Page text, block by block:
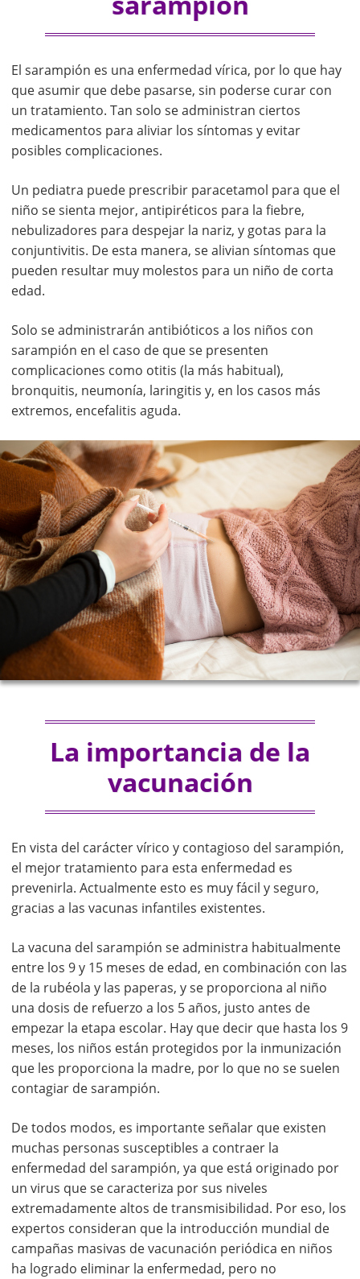
El sarampión es una enfermedad vírica, por lo que hay
que asumir que debe pasarse, sin poderse curar con
un tratamiento. Tan solo se administran ciertos
medicamentos para aliviar los síntomas y evitar
posibles complicaciones.
Un pediatra puede prescribir paracetamol para que el
niño se sienta mejor, antipiréticos para la fiebre,
nebulizadores para despejar la nariz, y gotas para la
conjuntivitis. De esta manera, se alivian síntomas que
pueden resultar muy molestos para un niño de corta
edad.
Solo se administrarán antibióticos a los niños con
sarampión en el caso de que se presenten
complicaciones como otitis (la más habitual),
bronquitis, neumonía, laringitis y, en los casos más
extremos, encefalitis aguda.
La importancia de la
vacunación
En vista del carácter vírico y contagioso del sarampión,
el mejor tratamiento para esta enfermedad es
prevenirla. Actualmente esto es muy fácil y seguro,
gracias a las vacunas infantiles existentes.
La vacuna del sarampión se administra habitualmente
entre los 9 y 15 meses de edad, en combinación con las
de la rubéola y las paperas, y se proporciona al niño
una dosis de refuerzo a los 5 años, justo antes de
empezar la etapa escolar. Hay que decir que hasta los 9
meses, los niños están protegidos por la inmunización
que les proporciona la madre, por lo que no se suelen
contagiar de sarampión.
De todos modos, es importante señalar que existen
muchas personas susceptibles a contraer la
enfermedad del sarampión, ya que está originado por
un virus que se caracteriza por sus niveles
extremadamente altos de transmisibilidad. Por eso, los
expertos consideran que la introducción mundial de
campañas masivas de vacunación periódica en niños
ha logrado eliminar la enfermedad, pero no